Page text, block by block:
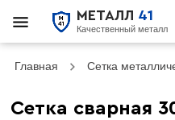
МЕТАЛЛ 41
Качественный металл
Главная Сетка
Сетка сварная